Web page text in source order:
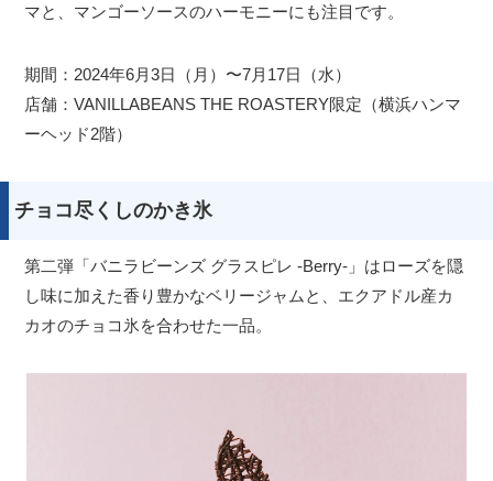
マと、マンゴーソースのハーモニーにも注目です。
期間：2024年6月3日（月）〜7月17日（水）
店舗：VANILLABEANS THE ROASTERY限定（横浜ハンマ
ーヘッド2階）
チョコ尽くしのかき氷
第二弾「バニラビーンズ グラスピレ -Berry-」はローズを隠
し味に加えた香り豊かなベリージャムと、エクアドル産カ
カオのチョコ氷を合わせた一品。